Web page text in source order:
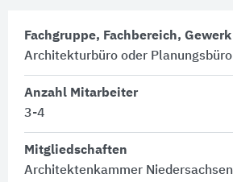
Fachgruppe, Fachbereich, Gewerk
Architekturbüro oder Planungsbüro
Anzahl Mitarbeiter
3-4
Mitgliedschaften
Architektenkammer Niedersachsen